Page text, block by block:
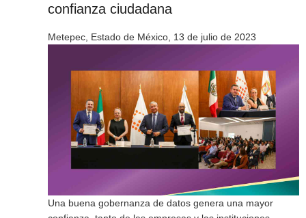
confianza ciudadana
Metepec, Estado de México, 13 de julio de 2023
Una buena gobernanza de datos genera una mayor